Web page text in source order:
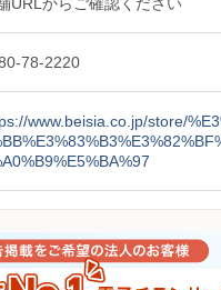
78-2220
www.beisia.co.jp/store/